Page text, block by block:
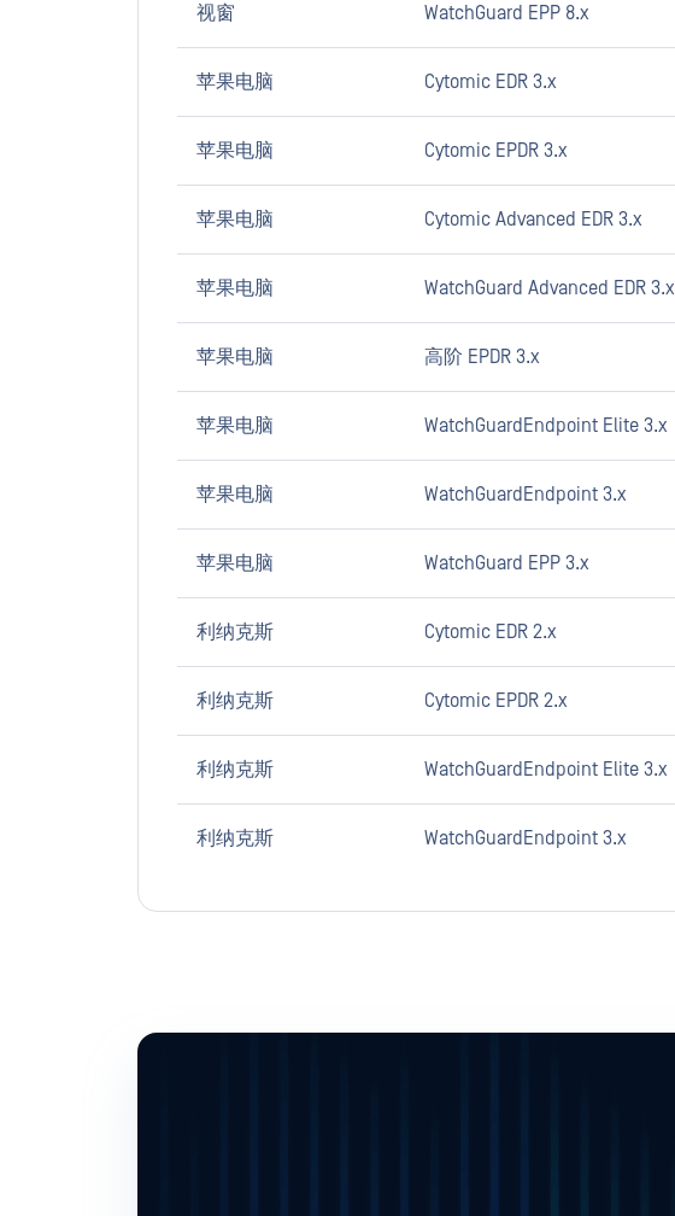
视窗 WatchGuard EPP 8.x
苹果电脑 Cytomic EDR 3.x
苹果电脑 Cytomic EPDR 3.x
苹果电脑 Cytomic Advanced EDR 3.x
苹果电脑 WatchGuard Advanced EDR 3.x
苹果电脑 高阶 EPDR 3.x
苹果电脑 WatchGuardEndpoint Elite 3.x
苹果电脑 WatchGuardEndpoint 3.x
苹果电脑 WatchGuard EPP 3.x
利纳克斯 Cytomic EDR 2.x
利纳克斯 Cytomic EPDR 2.x
利纳克斯 WatchGuardEndpoint Elite 3.x
利纳克斯 WatchGuardEndpoint 3.x